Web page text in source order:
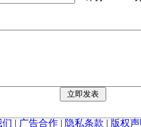
们 | 广告合作| 隐私条款 | 版权